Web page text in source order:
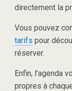
directement la
Vous pouvez
tarifs pour
réserver.
Enfin, l’agenda
propres à